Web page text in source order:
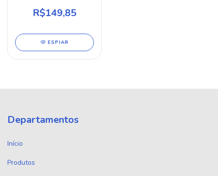
Embalagem Delivery
Papel Resistente Para
Combo
R$149,85
ESPIAR
Departamentos
Início
Produtos